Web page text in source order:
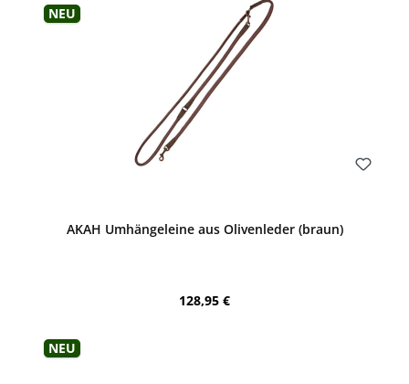
Neu
AKAH Umhängeleine aus Olivenleder (braun)
Regulärer Preis:
128,95 €
Neu